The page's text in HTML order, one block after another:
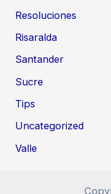
Resoluciones
Risaralda
Santander
Sucre
Tips
Uncategorized
Valle